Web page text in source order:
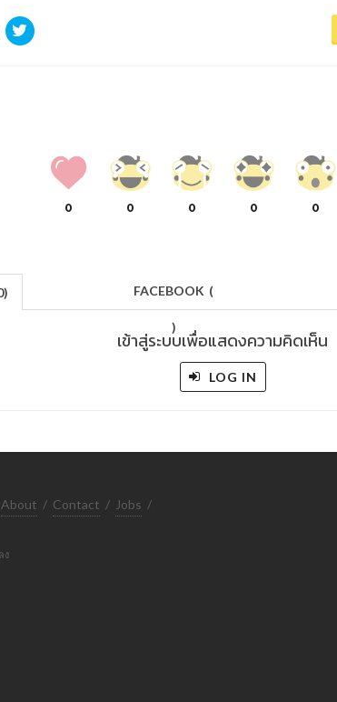
0 0 0 0 0
FACEBOOK (
)
เข้าสู่ระบบเพื่อแสดงความคิดเห็น
LOG IN
About / Contact / Jobs /
ง